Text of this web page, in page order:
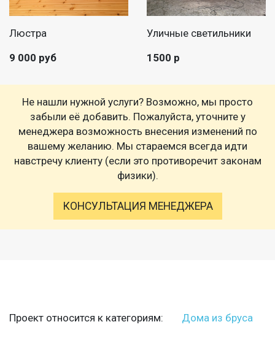
Люстра
9 000 руб
Уличные светильники
1500 р
Не нашли нужной услуги? Возможно, мы просто
забыли её добавить. Пожалуйста, уточните у
менеджера возможность внесения изменений по
вашему желанию. Мы стараемся всегда идти
навстречу клиенту (если это противоречит законам
физики).
КОНСУЛЬТАЦИЯ МЕНЕДЖЕРА
Проект относится к категориям:
Дома из бруса